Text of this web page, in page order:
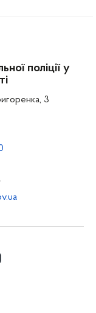
поліції у
3